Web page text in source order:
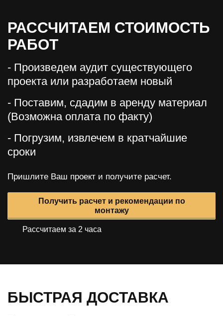
РАССЧИТАЕМ СТОИМОСТЬ
РАБОТ
- Произведем аудит существующего
проекта или разработаем новый
- Поставим, сдадим в аренду материал
(Возможна оплата по факту)
- Погрузим, извлечем в кратчайшие
сроки
Пришлите Ваш проект и получите расчет.
Получить расчет и рекомендации по
монтажу
Рассчитаем за 2 часа
БЫСТРАЯ ДОСТАВКА